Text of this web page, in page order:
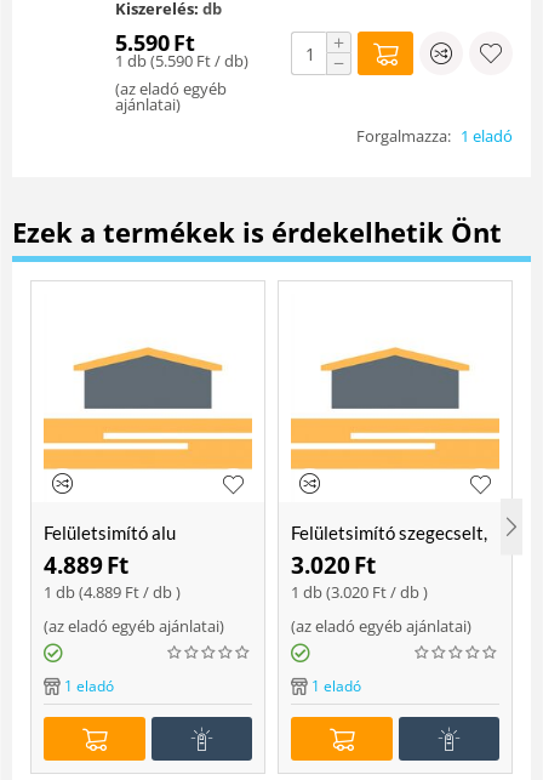
Kiszerelés: db
5.590Ft
1 db (5.590 Ft/ db)
(az eladó egyéb
ajánlatai)
+
−
Forgalmazza: 1 eladó
Ezek a termékek is érdekelhetik Önt
Felületsimító alu
erősített, rome 400 mm
Soft
4.889Ft
1 db (4.889 Ft/ db )
(az eladó egyéb ajánlatai)
1 eladó
Felületsimító szegecselt,
rome 400mm
3.020Ft
1 db (3.020 Ft/ db )
(az eladó egyéb ajánlatai)
1 eladó